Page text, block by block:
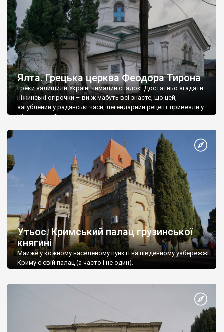
Ялта. Грецька церква Феодора Тирона
Греки залишили Україні чималий спадок. Достатньо згадати
ніжинські огірочки – ви ж мабуть всі знаєте, що цей,
загублений у радянські часи, легендарний рецепт привезли у
Ніжин греки?
Утьос. Кримський палац грузинської
княгині
Майже у кожному населеному пункті на південному узбережжі
Криму є свій палац (а часто і не один).